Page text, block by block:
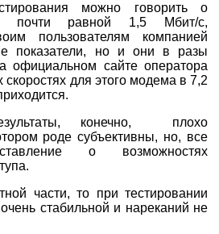
можно говорить о
почти равной 1,5 Мбит/с,
пользователям компанией
показатели, но и они в разы
официальном сайте оператора
для этого модема в 7,2
конечно, плохо
роде субъективны, но, все
о возможностях
части, то при тестировании
стабильной и нареканий не